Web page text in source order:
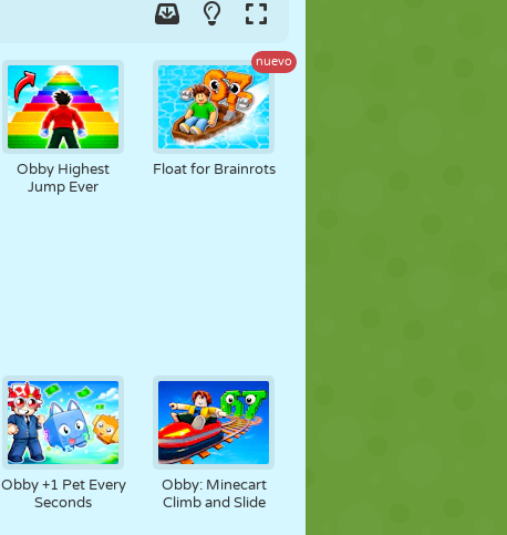
Obby Highest
Jump Ever
nuevo
Float for Brainrots
Obby +1 Pet Every
Seconds
Obby: Minecart
Climb and Slide